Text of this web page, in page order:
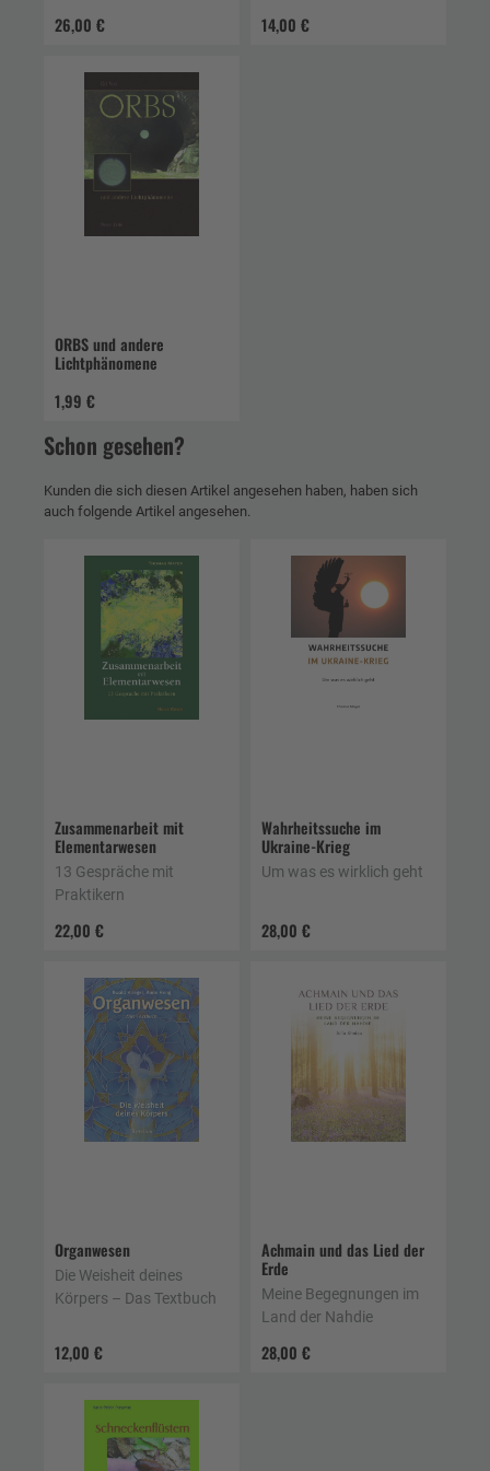
26,00 € 14,00 €
Geschichten
ORBS und andere
Lichtphänomene
1,99 €
Schon gesehen?
Kunden die sich diesen Artikel angesehen haben, haben sich
auch folgende Artikel angesehen.
Zusammenarbeit mit
Elementarwesen
22,00 €
13 Gespräche mit
Praktikern
Wahrheitssuche im
Ukraine-Krieg
28,00 €
Um was es wirklich geht
Organwesen
12,00 €
Die Weisheit deines
Körpers – Das Textbuch
Achmain und das Lied der
Erde
28,00 €
Meine Begegnungen im
Land der Nahdie